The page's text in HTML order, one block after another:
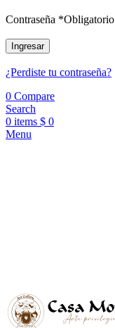
Contraseña *Obligatorio
Ingresar
¿Perdiste tu contraseña?
0 Compare
Search
0 items $ 0
Menu